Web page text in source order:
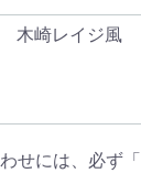
せには、必ず